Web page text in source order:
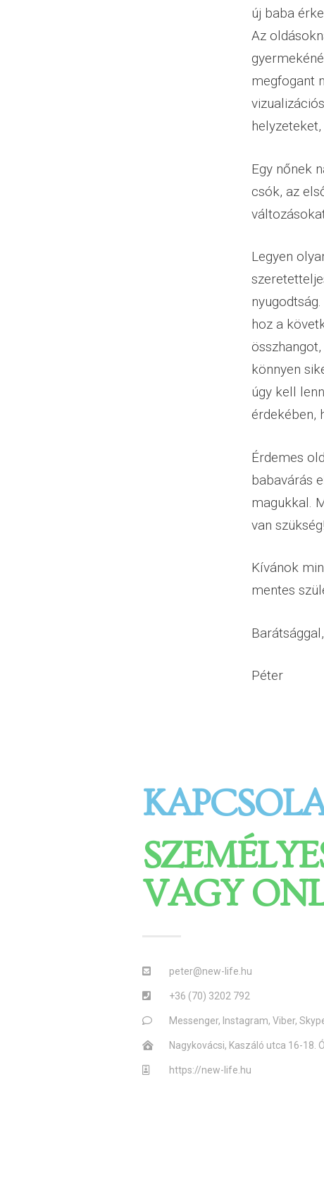
új baba
Az
megfogant
Egy nőnek
csók, az
Legyen
hoz a
könnyen
úgy kell
érdekében,
Érdemes
babavárás
magukkal.
van
Kívánok
mentes
Barátsággal,
Péter
VAGY
peter@new-life.hu
+36 (70) 3202 792
Messenger, Instagram, Viber,
Nagykovácsi, Kaszáló utca 16-18.
https://new-life.hu